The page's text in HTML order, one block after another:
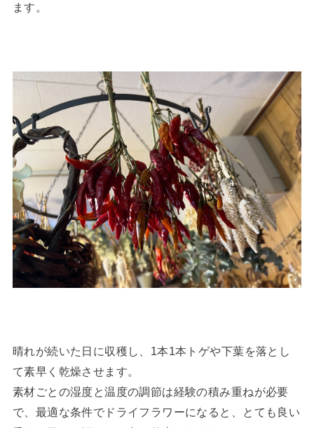
ます。
晴れが続いた日に収穫し、1本1本トゲや下葉を落とし
て素早く乾燥させます。
素材ごとの湿度と温度の調節は経験の積み重ねが必要
で、最適な条件でドライフラワーになると、とても良い